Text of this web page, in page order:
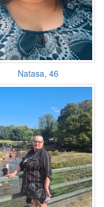
Natasa, 46